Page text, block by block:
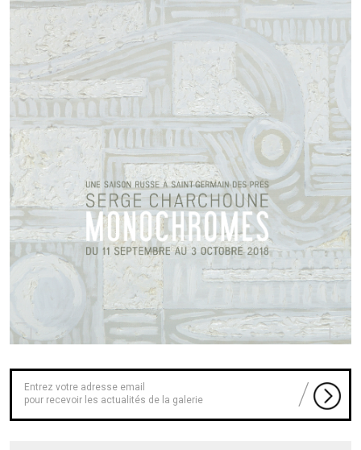
pour recevoir les actualités de la galerie